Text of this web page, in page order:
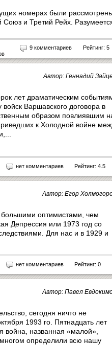
номерах были
Союз и Третий Рейх.
9 комментариев Рейтинг: 5
Автор: Геннадий
лет драматическим
Варшавского договора в
образом повлиявшим
к Холодной войне
нет комментариев Рейтинг: 4.5
Автор: Егор
оптимистами, чем
Депрессия или 1973 год со
Для нас и в 1929 и
нет комментариев Рейтинг: 0
Автор: Павел
сегодня ничто не
1993 го. Пятнадцать лет
война, названная «малой»,
определили всю нашу